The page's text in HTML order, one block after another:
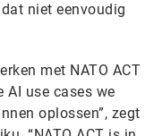
niet eenvoudig
met NATO ACT
AI use cases we
oplossen”, zegt